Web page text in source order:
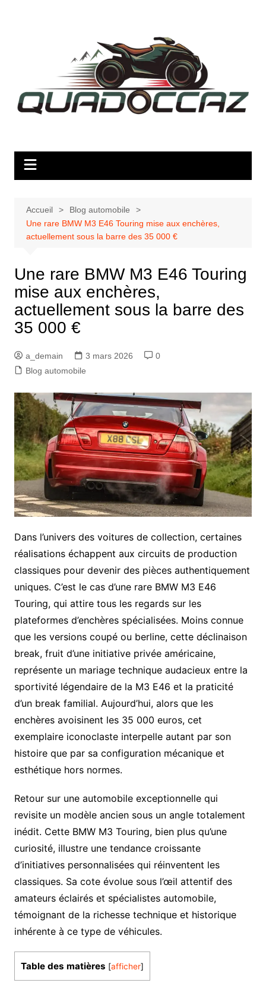
Accueil
Blog automobile
Une rare BMW M3 E46 Touring mise aux enchères,
actuellement sous la barre des 35 000 €
Une rare BMW M3 E46 Touring
mise aux enchères,
actuellement sous la barre des
35 000 €
a_demain 3 mars 2026
0
Blog automobile
Dans l’univers des voitures de collection, certaines
réalisations échappent aux circuits de production
classiques pour devenir des pièces authentiquement
uniques. C’est le cas d’une rare BMW M3 E46
Touring, qui attire tous les regards sur les
plateformes d’enchères spécialisées. Moins connue
que les versions coupé ou berline, cette déclinaison
break, fruit d’une initiative privée américaine,
représente un mariage technique audacieux entre la
sportivité légendaire de la M3 E46 et la praticité
d’un break familial. Aujourd’hui, alors que les
enchères avoisinent les 35 000 euros, cet
exemplaire iconoclaste interpelle autant par son
histoire que par sa configuration mécanique et
esthétique hors normes.
Retour sur une automobile exceptionnelle qui
revisite un modèle ancien sous un angle totalement
inédit. Cette BMW M3 Touring, bien plus qu’une
curiosité, illustre une tendance croissante
d’initiatives personnalisées qui réinventent les
classiques. Sa cote évolue sous l’œil attentif des
amateurs éclairés et spécialistes automobile,
témoignant de la richesse technique et historique
inhérente à ce type de véhicules.
Table des matières [afficher]